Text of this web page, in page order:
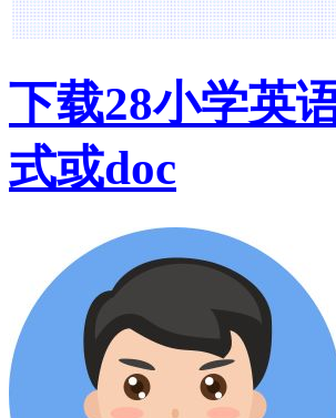
下载28小学英
式或doc